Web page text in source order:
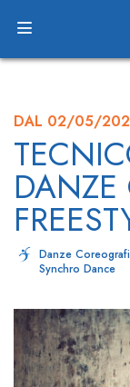
DAL 02/05/
DANZE
Danze
Synchro Dance